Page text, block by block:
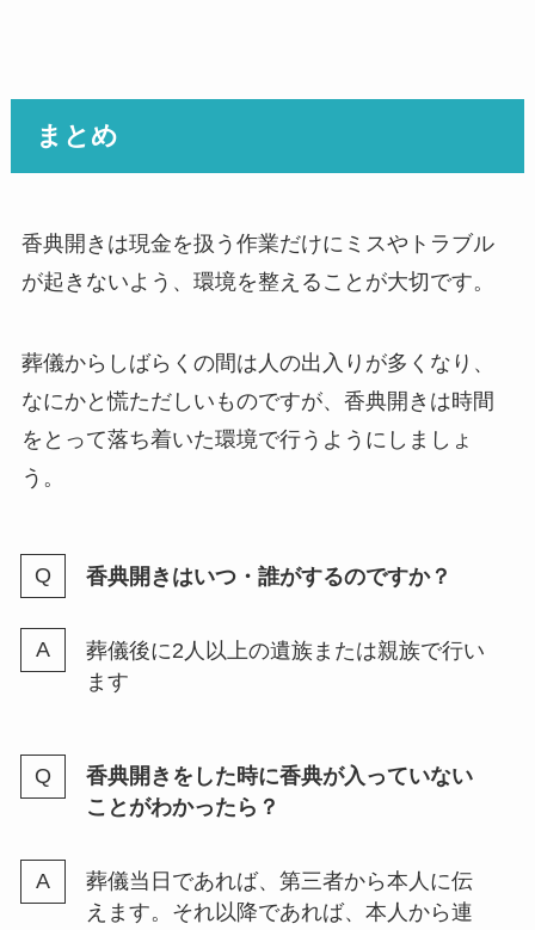
まとめ
香典開きは現金を扱う作業だけにミスやトラブル
が起きないよう、環境を整えることが大切です。
葬儀からしばらくの間は人の出入りが多くなり、
なにかと慌ただしいものですが、香典開きは時間
をとって落ち着いた環境で行うようにしましょ
う。
香典開きはいつ・誰がするのですか？
葬儀後に2人以上の遺族または親族で行い
ます
香典開きをした時に香典が入っていない
ことがわかったら？
葬儀当日であれば、第三者から本人に伝
えます。それ以降であれば、本人から連